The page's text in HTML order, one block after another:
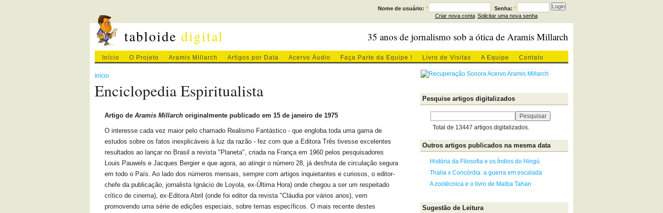
Nome de usuário: * Senha: *
Criar nova conta Solicitar uma nova senha
tabloide digital 35 anos de jornalismo sob a ótica de Aramis Millarch
Início O Projeto Aramis Millarch Artigos por Data Acervo Áudio Faça Parte da Equipe ! Livro de Visitas A Equipe Contato
Pesquise artigos digitalizados
Total de 13447 artigos digitalizados.
Outros artigos publicados na mesma data
História da Filosofia e os Índios do Hingú.
Thalia x Concórdia: a guerra em escalada
A zootécnica e o livro de Malba Tahan
Sugestão de Leitura
Início
Enciclopedia Espiritualista
Artigo de Aramis Millarchoriginalmente publicado em 15 de janeiro de 1975
O interesse cada vez maior pelo chamado Realismo Fantástico - que engloba toda uma gama de
estudos sobre os fatos inexplicáveis à luz da razão - fez com que a Editora Três tivesse excelentes
resultados ao lançar no Brasil a revista "Planeta", criada na França em 1960 pelos pesquisadores
Louis Pauwels e Jacques Bergier e que agora, ao atingir o número 28, já desfruta de circulação segura
em todo o País. Ao lado dos números mensais, sempre com artigos inquietantes e curiosos, o editor-
chefe da publicação, jornalista Ignácio de Loyola, ex-Última Hora) onde chegou a ser um respeitado
crítico de cinema), ex-Editora Abril (onde foi editor da revista "Cláudia por vários anos), vem
promovendo uma série de edições especiais, sobre temas específicos. O mais recente destes